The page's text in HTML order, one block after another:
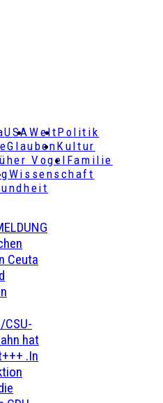
USAWeltPolitik
GlaubenKultur
VogelFamilie
Wissenschaft
Ceuta
CSU-
hat
.In